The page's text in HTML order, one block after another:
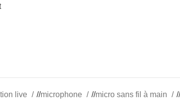
live / microphone / micro sans fil à main /